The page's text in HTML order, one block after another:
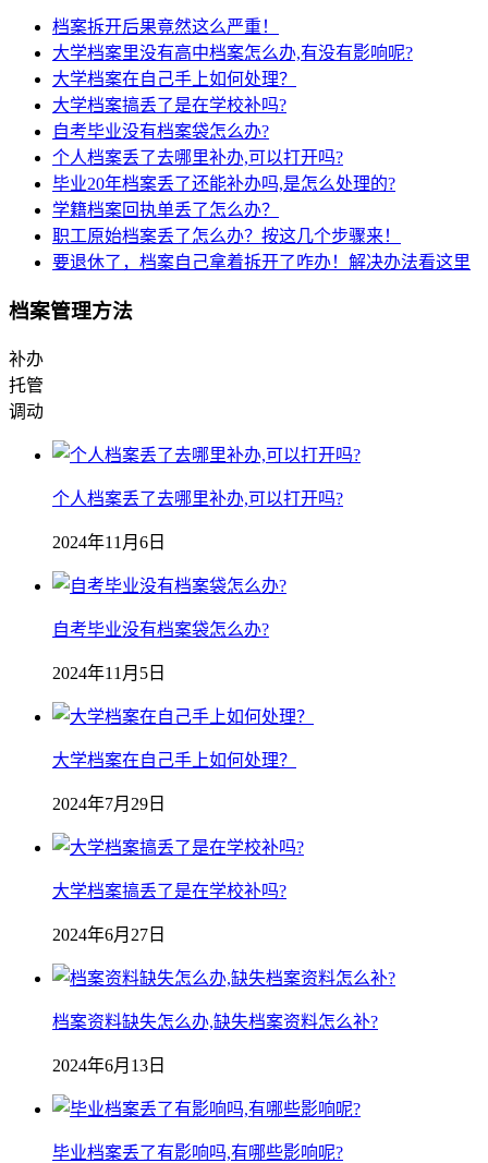
档案拆开后果竟然这么严重！
大学档案里没有高中档案怎么办,有没有影响呢?
大学档案在自己手上如何处理？
大学档案搞丢了是在学校补吗?
自考毕业没有档案袋怎么办?
个人档案丢了去哪里补办,可以打开吗?
毕业20年档案丢了还能补办吗,是怎么处理的?
学籍档案回执单丢了怎么办？
职工原始档案丢了怎么办？按这几个步骤来！
要退休了，档案自己拿着拆开了咋办！解决办法看这里
档案管理方法
补办
托管
调动
个人档案丢了去哪里补办,可以打开吗?
2024年11月6日
自考毕业没有档案袋怎么办?
2024年11月5日
大学档案在自己手上如何处理？
2024年7月29日
大学档案搞丢了是在学校补吗?
2024年6月27日
档案资料缺失怎么办,缺失档案资料怎么补?
2024年6月13日
毕业档案丢了有影响吗,有哪些影响呢?